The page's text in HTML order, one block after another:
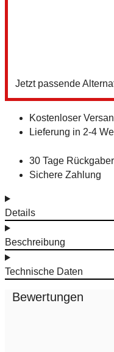
Jetzt passende
Kostenloser
Lieferung in 2-4
30 Tage
Sichere Zahlung
Details
Beschreibung
Technische Daten
Bewertungen